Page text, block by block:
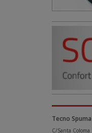
Tecno
C/Santa Coloma